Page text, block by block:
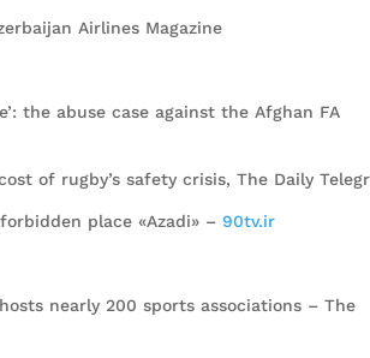
Airlines Magazine
the abuse case against the Afghan FA
of rugby’s safety crisis, The Daily
place «Azadi» – 90tv.ir
nearly 200 sports associations – The